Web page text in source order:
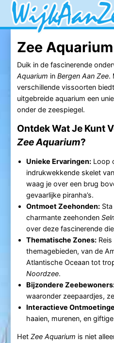
Zee
Duik in de fascinerende
Aquarium in Bergen Aan Zee.
verschillende vissoorten
uitgebreide aquarium een
onder de zeespiegel.
Ontdek Wat Je Kunt
Zee Aquarium?
Unieke Ervaringen:Loop
indrukwekkende skelet
waag je over een brug
gevaarlijke piranha’s.
Ontmoet Zeehonden:Sta
charmante zeehonden
over deze fascinerende
Thematische Zones:Reis
themagebieden, van de
Atlantische Oceaan tot
Noordzee.
Bijzondere
waaronder zeepaardjes,
Interactieve
haaien, murenen, en
Het Zee Aquarium is niet